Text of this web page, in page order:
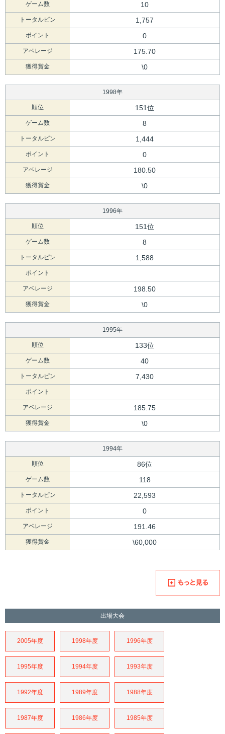
ゲーム数 10
トータルピン 1,757
ポイント 0
アベレージ 175.70
獲得賞金 \0
1998年
順位 151位
ゲーム数 8
トータルピン 1,444
ポイント 0
アベレージ 180.50
獲得賞金 \0
1996年
順位 151位
ゲーム数 8
トータルピン 1,588
ポイント
アベレージ 198.50
獲得賞金 \0
1995年
順位 133位
ゲーム数 40
トータルピン 7,430
ポイント
アベレージ 185.75
獲得賞金 \0
1994年
順位 86位
ゲーム数 118
トータルピン 22,593
ポイント 0
アベレージ 191.46
獲得賞金 \60,000
出場大会
2005年度 1998年度 1996年度
1995年度 1994年度 1993年度
1992年度 1989年度 1988年度
1987年度 1986年度 1985年度